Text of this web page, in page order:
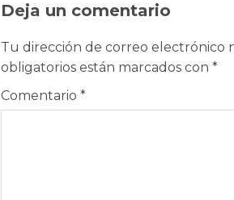
Deja un comentario
Tu dirección de correo electrónico
obligatorios están marcados con *
Comentario *